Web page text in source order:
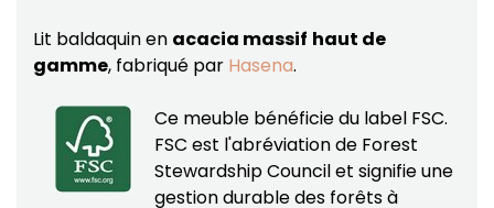
Lit baldaquin en acacia massif haut de
gamme, fabriqué par Hasena.
Ce meuble bénéficie du label FSC.
FSC est l'abréviation de Forest
Stewardship Council et signifie une
gestion durable des forêts à